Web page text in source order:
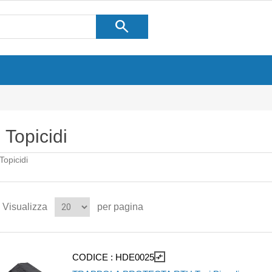
search
Topicidi
Topicidi
Visualizza per pagina
CODICE : HDE0025 compare_arrows